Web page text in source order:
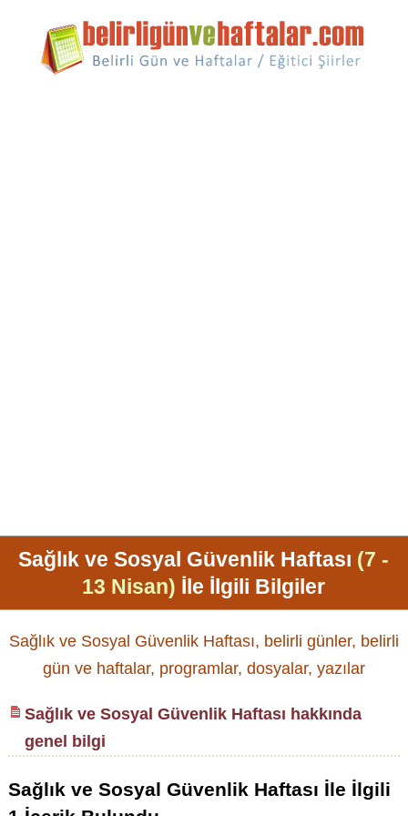
Sağlık ve Sosyal Güvenlik Haftası (7 -
13 Nisan) İle İlgili Bilgiler
Sağlık ve Sosyal Güvenlik Haftası, belirli günler, belirli
gün ve haftalar, programlar, dosyalar, yazılar
Sağlık ve Sosyal Güvenlik Haftası hakkında
genel bilgi
Sağlık ve Sosyal Güvenlik Haftası İle İlgili